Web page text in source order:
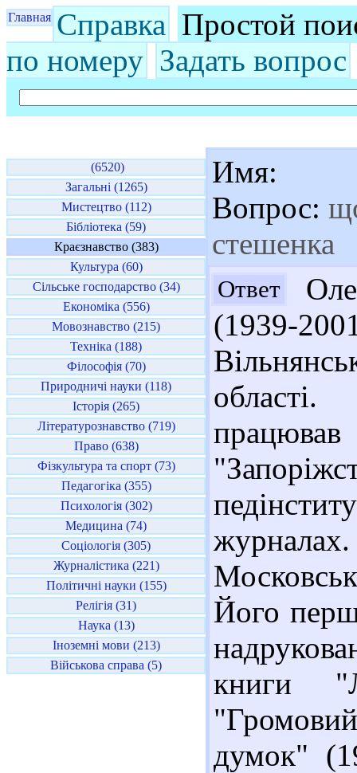
Главная Справка Простой
по номеру Задать вопрос
(6520)
Загальні (1265)
Мистецтво (112)
Бібліотека (59)
Краєзнавство (383)
Культура (60)
Сільське господарство (34)
Економіка (556)
Мовознавство (215)
Техніка (188)
Філософія (70)
Природничі науки (118)
Історія (265)
Літературознавство (719)
Право (638)
Фізкультура та спорт (73)
Педагогіка (355)
Психологія (302)
Медицина (74)
Соціологія (305)
Журналістика (221)
Політичні науки (155)
Релігія (31)
Наука (13)
Іноземні мови (213)
Військова справа (5)
Имя:
Вопрос:
стешенка
Ответ
(1939-
Його
книги
думок"